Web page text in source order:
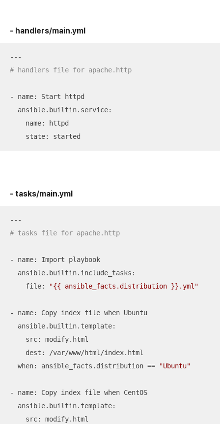
- handlers/main.yml
# handlers file for apache.http
- name: Start httpd
  ansible.builtin.service:
    name: httpd
    state: started
- tasks/main.yml
# tasks file for apache.http
- name: Import playbook
  ansible.builtin.include_tasks:
    file:
"{{ ansible_facts.distribution }}.yml"
- name: Copy index file when Ubuntu
  ansible.builtin.template:
    src: modify.html
    dest: /var/www/html/index.html
  when: ansible_facts.distribution ==
"Ubuntu"
- name: Copy index file when CentOS
  ansible.builtin.template:
    src: modify.html